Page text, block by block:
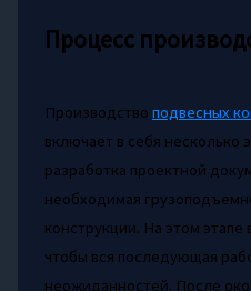
Процесс
Производство подвесных
включает в себя несколько
разработка проектной
необходимая
конструкции. На этом этапе
чтобы вся последующая
неожиданностей. После